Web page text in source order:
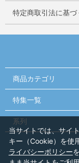
特定商取引法に基づ
商品カテゴリ
特集一覧
系列
当サイトでは、サイ
キー（Cookie）を使
ライバシーポリシー